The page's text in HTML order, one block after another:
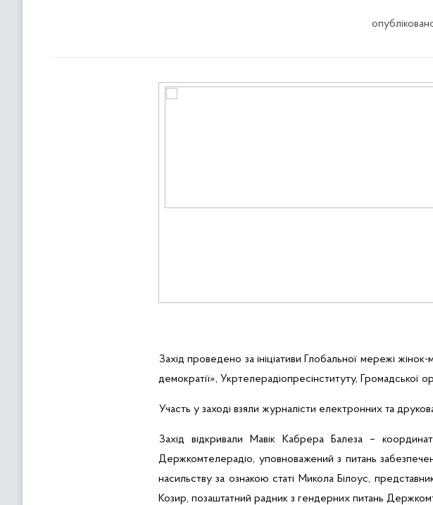
Захід проведено за ініціативи Глобальної мережіжінок-
демократії», Укртелерадіопресінституту, Громадської
Участь у заході взяли журналісти електронних та
Захід відкривали Мавік Кабрера Балеза –
Держкомтелерадіо, уповноважений з питань
насильству за ознакою статі Микола Білоус,
Козир, позаштатний радник з гендерних питань